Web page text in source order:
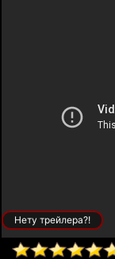
Нету трейлера?!